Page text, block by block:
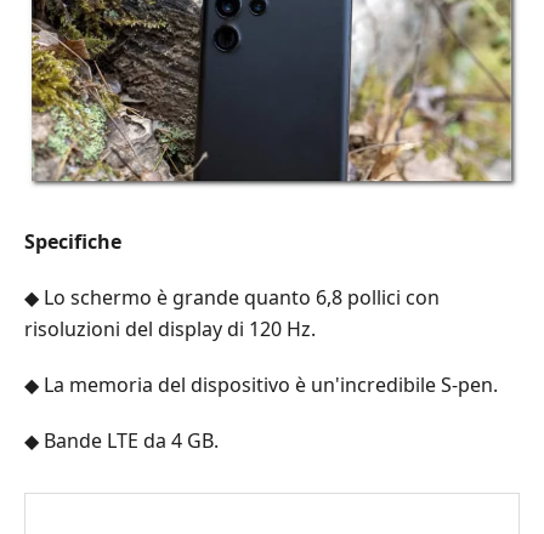
Specifiche
◆ Lo schermo è grande quanto 6,8 pollici con
risoluzioni del display di 120 Hz.
◆ La memoria del dispositivo è un'incredibile S-pen.
◆ Bande LTE da 4 GB.